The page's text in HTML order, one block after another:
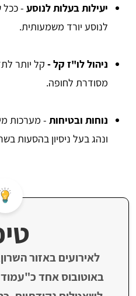
יעילות בעלות לנוסע - ככל
לנוסע יורד משמעותית.
ניהול לו"ז קל - קל יותר
מסודרת לחופה.
נוחות ובטיחות - מערכות
ונהג בעל ניסיון בהסעות
לאירועים באזור
באוטובוס אחד